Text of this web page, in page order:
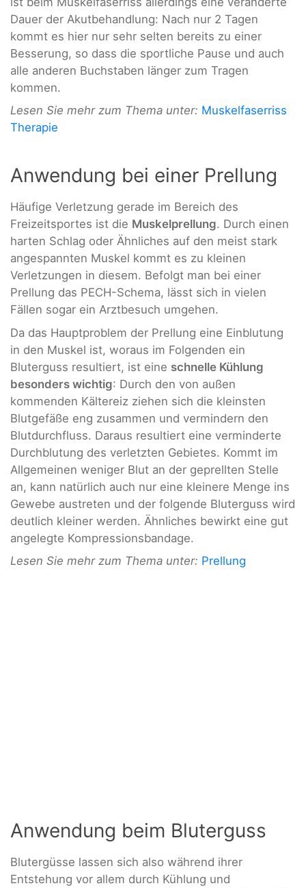
Dauer der Akutbehandlung: Nach nur 2 Tagen
kommt es hier nur sehr selten bereits zu einer
Besserung, so dass die sportliche Pause und auch
alle anderen Buchstaben länger zum Tragen
kommen.
Lesen Sie mehr zum Thema unter: Muskelfaserriss
Therapie
Anwendung bei einer Prellung
Häufige Verletzung gerade im Bereich des
Freizeitsportes ist die Muskelprellung. Durch einen
harten Schlag oder Ähnliches auf den meist stark
angespannten Muskel kommt es zu kleinen
Verletzungen in diesem. Befolgt man bei einer
Prellung das PECH-Schema, lässt sich in vielen
Fällen sogar ein Arztbesuch umgehen.
Da das Hauptproblem der Prellung eine Einblutung
in den Muskel ist, woraus im Folgenden ein
Bluterguss resultiert, ist eine schnelle Kühlung
besonders wichtig: Durch den von außen
kommenden Kältereiz ziehen sich die kleinsten
Blutgefäße eng zusammen und vermindern den
Blutdurchfluss. Daraus resultiert eine verminderte
Durchblutung des verletzten Gebietes. Kommt im
Allgemeinen weniger Blut an der geprellten Stelle
an, kann natürlich auch nur eine kleinere Menge ins
Gewebe austreten und der folgende Bluterguss wird
deutlich kleiner werden. Ähnliches bewirkt eine gut
angelegte Kompressionsbandage.
Lesen Sie mehr zum Thema unter: Prellung
Anwendung beim Bluterguss
Blutergüsse lassen sich also während ihrer
Entstehung vor allem durch Kühlung und